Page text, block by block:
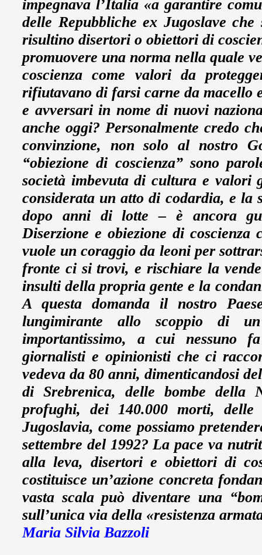
impegnava l’Italia «a garantire
delle Repubbliche ex Jugoslave
risultino disertori o obiettori di
promuovere una norma nella quale
coscienza come valori da
rifiutavano di farsi carne da
e avversari in nome di nuovi
anche oggi? Personalmente credo
convinzione, non solo al nostro
“obiezione di coscienza” sono
società imbevuta di cultura e valori
considerata un atto di codardia, e
dopo anni di lotte – è ancora
Diserzione e obiezione di
vuole un coraggio da leoni per
fronte ci si trovi, e rischiare la
insulti della propria gente e la
A questa domanda il nostro
lungimirante allo scoppio di
importantissimo, a cui nessuno
giornalisti e opinionisti che ci
vedeva da 80 anni, dimenticandosi
di Srebrenica, delle bombe della
profughi, dei 140.000 morti,
Jugoslavia, come possiamo
settembre del 1992? La pace va
alla leva, disertori e obiettori di
costituisce un’azione concreta
vasta scala può diventare una
sull’unica via della «resistenza
Maria Silvia Bazzoli